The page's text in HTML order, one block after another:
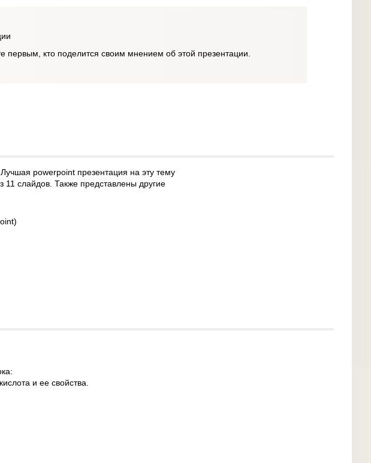
первым, кто поделится своим мнением об этой презентации.
powerpoint презентация на эту тему
11 слайдов. Также представлены другие
и ее свойства.